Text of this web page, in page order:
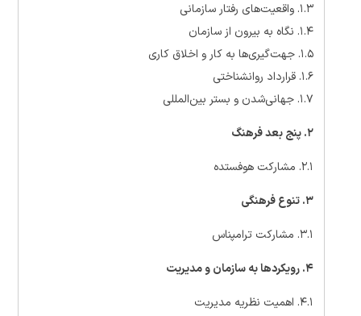
۱.۳. واقعیت‌های رفتار سازمانی
۱.۴. نگاه به بیرون از سازمان
۱.۵. جهت‌گیری‌ها به کار و اخلاق کاری
۱.۶. قرارداد روانشناختی
۱.۷. جهانی‌شدن و بستر بین‌المللی
۲. پنج بعد فرهنگ
۲.۱. مشارکت هوفستده
۳. تنوع فرهنگی
۳.۱. مشارکت ترامپناس
۴. رویکردها به سازمان و مدیریت
۴.۱. اهمیت نظریه مدیریت